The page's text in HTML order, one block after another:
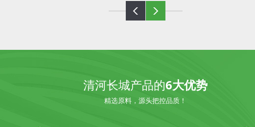
清河长城产品的6大优势
精选原料，源头把控品质！